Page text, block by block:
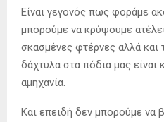
Eίναι γεγονός πως φοράμε
μπορούμε να κρύψουμε
σκασμένες φτέρνες αλλά και
δάχτυλα στα πόδια μας είναι
αμηχανία.
Και επειδή δεν μπορούμε να